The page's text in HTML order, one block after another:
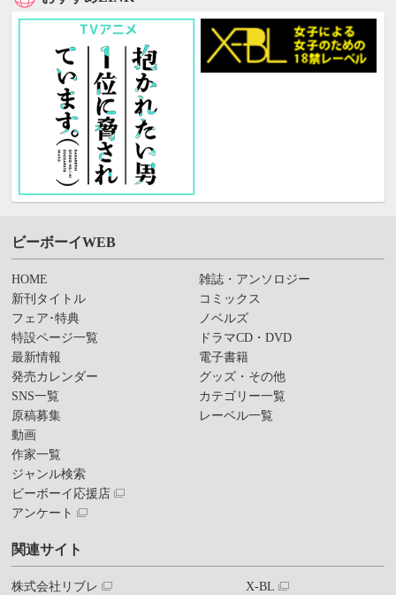
ビーボーイWEB
HOME
新刊タイトル
フェア･特典
特設ページ一覧
最新情報
発売カレンダー
SNS一覧
原稿募集
動画
作家一覧
ジャンル検索
ビーボーイ応援店
アンケート
雑誌・アンソロジー
コミックス
ノベルズ
ドラマCD・DVD
電子書籍
グッズ・その他
カテゴリー一覧
レーベル一覧
関連サイト
株式会社リブレ X-BL